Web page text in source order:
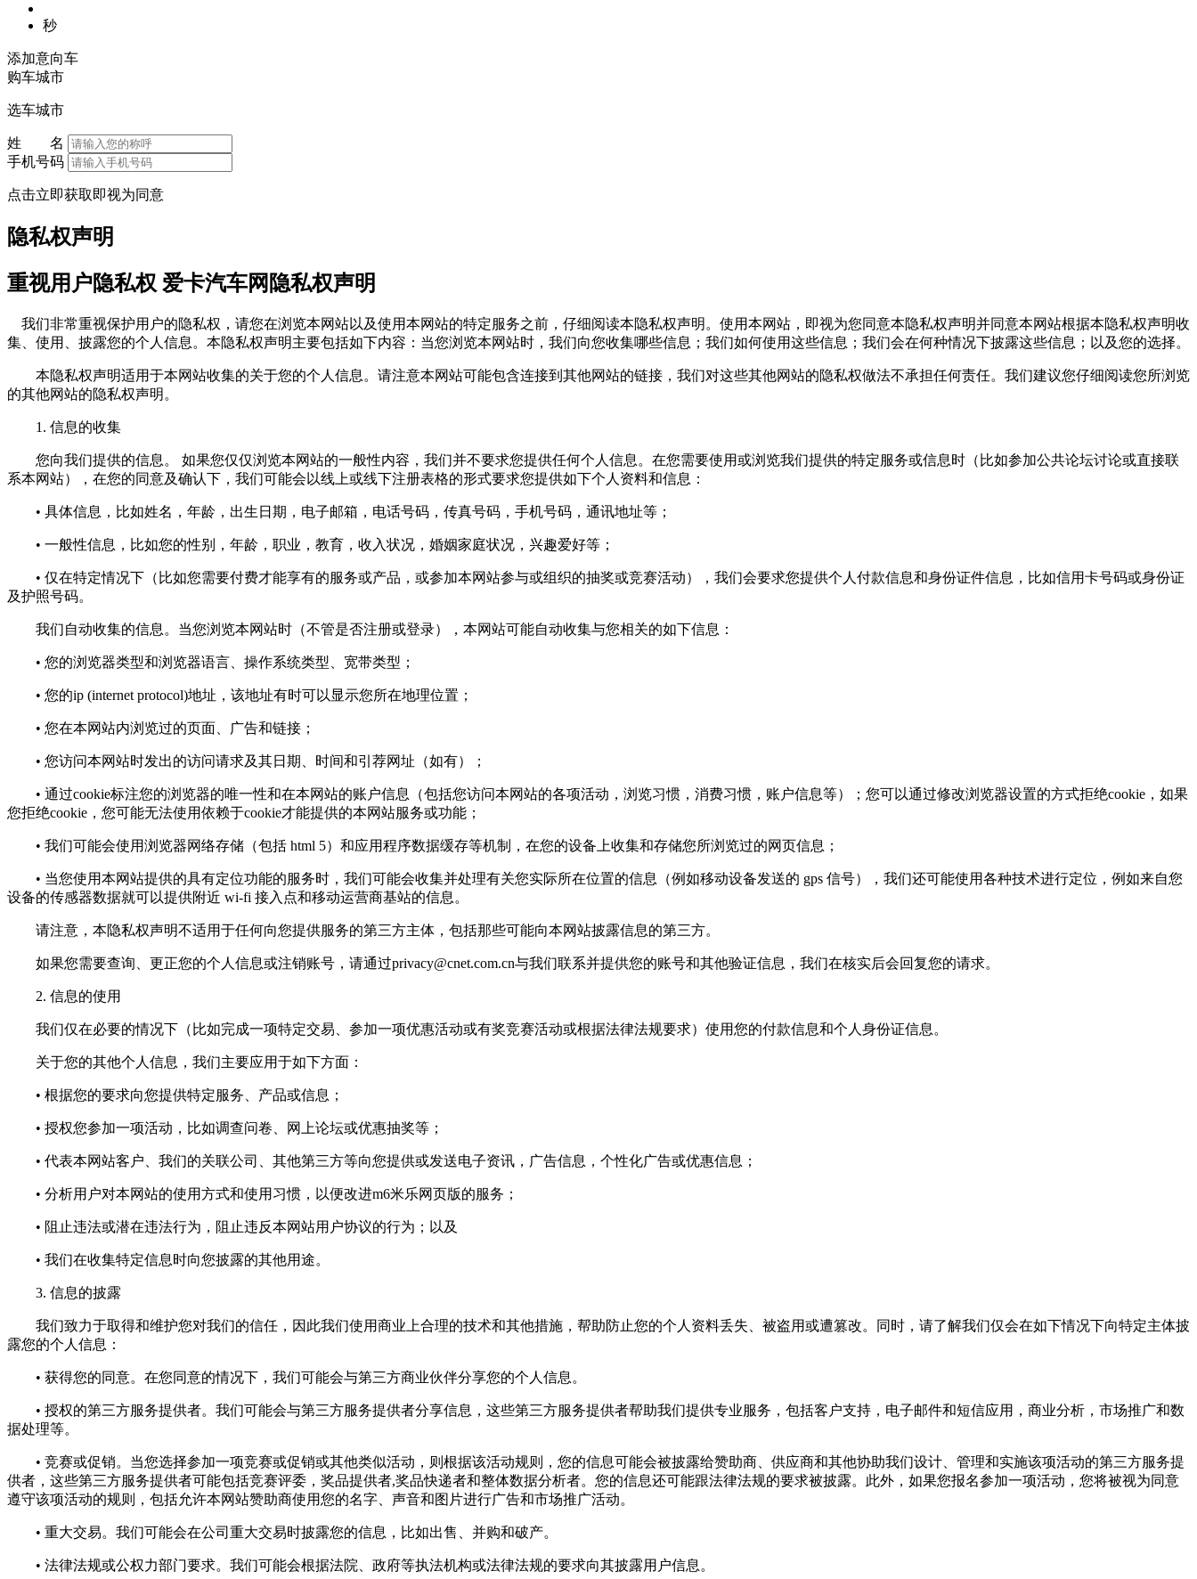
秒
添加意向车
购车城市
选车城市
姓 名
手机号码
点击立即获取即视为同意
隐私权声明
重视用户隐私权 爱卡汽车网隐私权声明
我们非常重视保护用户的隐私权，请您在浏览本网站以及使用本网站的特定服务之前，仔细阅读本隐私权声明。使用本网站，即视为您同意本隐私权声明并同意本网站根据本隐私权声明收
集、使用、披露您的个人信息。本隐私权声明主要包括如下内容：当您浏览本网站时，我们向您收集哪些信息；我们如何使用这些信息；我们会在何种情况下披露这些信息；以及您的选择。
本隐私权声明适用于本网站收集的关于您的个人信息。请注意本网站可能包含连接到其他网站的链接，我们对这些其他网站的隐私权做法不承担任何责任。我们建议您仔细阅读您所浏览
的其他网站的隐私权声明。
1. 信息的收集
您向我们提供的信息。 如果您仅仅浏览本网站的一般性内容，我们并不要求您提供任何个人信息。在您需要使用或浏览我们提供的特定服务或信息时（比如参加公共论坛讨论或直接联
系本网站），在您的同意及确认下，我们可能会以线上或线下注册表格的形式要求您提供如下个人资料和信息：
• 具体信息，比如姓名，年龄，出生日期，电子邮箱，电话号码，传真号码，手机号码，通讯地址等；
• 一般性信息，比如您的性别，年龄，职业，教育，收入状况，婚姻家庭状况，兴趣爱好等；
• 仅在特定情况下（比如您需要付费才能享有的服务或产品，或参加本网站参与或组织的抽奖或竞赛活动），我们会要求您提供个人付款信息和身份证件信息，比如信用卡号码或身份证
及护照号码。
我们自动收集的信息。当您浏览本网站时（不管是否注册或登录），本网站可能自动收集与您相关的如下信息：
• 您的浏览器类型和浏览器语言、操作系统类型、宽带类型；
• 您的ip (internet protocol)地址，该地址有时可以显示您所在地理位置；
• 您在本网站内浏览过的页面、广告和链接；
• 您访问本网站时发出的访问请求及其日期、时间和引荐网址（如有）；
• 通过cookie标注您的浏览器的唯一性和在本网站的账户信息（包括您访问本网站的各项活动，浏览习惯，消费习惯，账户信息等）；您可以通过修改浏览器设置的方式拒绝cookie，如果
您拒绝cookie，您可能无法使用依赖于cookie才能提供的本网站服务或功能；
• 我们可能会使用浏览器网络存储（包括 html 5）和应用程序数据缓存等机制，在您的设备上收集和存储您所浏览过的网页信息；
• 当您使用本网站提供的具有定位功能的服务时，我们可能会收集并处理有关您实际所在位置的信息（例如移动设备发送的 gps 信号），我们还可能使用各种技术进行定位，例如来自您
设备的传感器数据就可以提供附近 wi-fi 接入点和移动运营商基站的信息。
请注意，本隐私权声明不适用于任何向您提供服务的第三方主体，包括那些可能向本网站披露信息的第三方。
如果您需要查询、更正您的个人信息或注销账号，请通过privacy@cnet.com.cn与我们联系并提供您的账号和其他验证信息，我们在核实后会回复您的请求。
2. 信息的使用
我们仅在必要的情况下（比如完成一项特定交易、参加一项优惠活动或有奖竞赛活动或根据法律法规要求）使用您的付款信息和个人身份证信息。
关于您的其他个人信息，我们主要应用于如下方面：
• 根据您的要求向您提供特定服务、产品或信息；
• 授权您参加一项活动，比如调查问卷、网上论坛或优惠抽奖等；
• 代表本网站客户、我们的关联公司、其他第三方等向您提供或发送电子资讯，广告信息，个性化广告或优惠信息；
• 分析用户对本网站的使用方式和使用习惯，以便改进m6米乐网页版的服务；
• 阻止违法或潜在违法行为，阻止违反本网站用户协议的行为；以及
• 我们在收集特定信息时向您披露的其他用途。
3. 信息的披露
我们致力于取得和维护您对我们的信任，因此我们使用商业上合理的技术和其他措施，帮助防止您的个人资料丢失、被盗用或遭篡改。同时，请了解我们仅会在如下情况下向特定主体披
露您的个人信息：
• 获得您的同意。在您同意的情况下，我们可能会与第三方商业伙伴分享您的个人信息。
• 授权的第三方服务提供者。我们可能会与第三方服务提供者分享信息，这些第三方服务提供者帮助我们提供专业服务，包括客户支持，电子邮件和短信应用，商业分析，市场推广和数
据处理等。
• 竞赛或促销。当您选择参加一项竞赛或促销或其他类似活动，则根据该活动规则，您的信息可能会被披露给赞助商、供应商和其他协助我们设计、管理和实施该项活动的第三方服务提
供者，这些第三方服务提供者可能包括竞赛评委，奖品提供者,奖品快递者和整体数据分析者。您的信息还可能跟法律法规的要求被披露。此外，如果您报名参加一项活动，您将被视为同意
遵守该项活动的规则，包括允许本网站赞助商使用您的名字、声音和图片进行广告和市场推广活动。
• 重大交易。我们可能会在公司重大交易时披露您的信息，比如出售、并购和破产。
• 法律法规或公权力部门要求。我们可能会根据法院、政府等执法机构或法律法规的要求向其披露用户信息。